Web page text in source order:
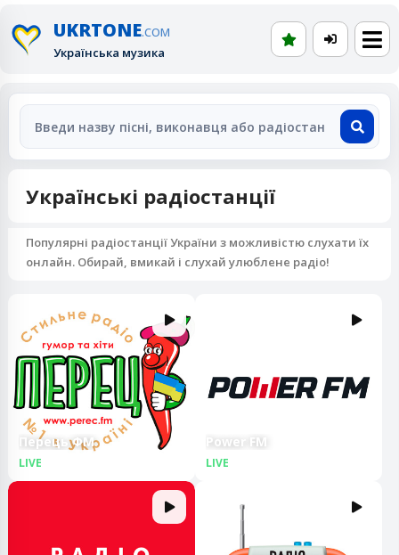
UKRTONE.COM
Українська музика
Українські радіостанції
Популярні радіостанції України з можливістю слухати їх
онлайн. Обирай, вмикай і слухай улюблене радіо!
Перець ФМ
LIVE
Power FM
LIVE